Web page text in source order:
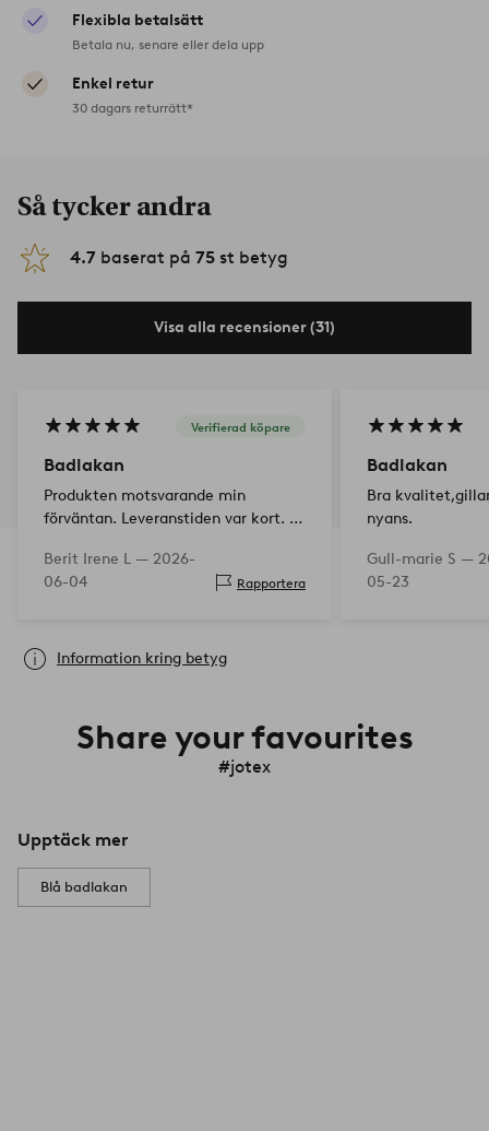
Flexibla betalsätt
Betala nu, senare eller dela upp
Enkel retur
30 dagars returrätt*
Så tycker andra
4.7 baserat på 75 st betyg
Visa alla recensioner (31)
Verifierad köpare
Badlakan
Produkten motsvarande min
förväntan. Leveranstiden var kort. Är
Berit Irene L — 2026-
06-04
Rapportera
Badlakan
Bra
nyans.
Gull-marie S —
05-23
Information kring betyg
Share your favourites
#jotex
Upptäck mer
Blå badlakan